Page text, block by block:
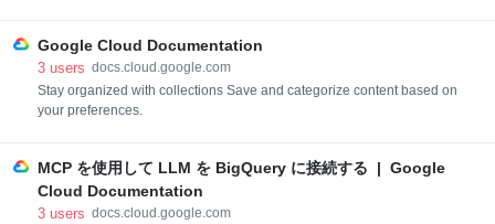
for the deprecation of this Memorystore service The
Memorystore services that we recommend you use
Key points and dates This section contains key points
and dates fo
Google Cloud Documentation
3 users docs.cloud.google.com
Stay organized with collections Save and categorize content based on
your preferences.
MCP を使用して LLM を BigQuery に接続する | Google
Cloud Documentation
3 users docs.cloud.google.com